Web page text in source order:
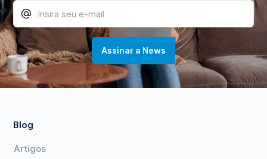
Blog
Artigos